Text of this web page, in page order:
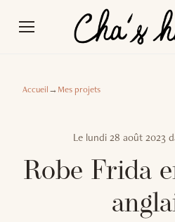
Accueil→Mes projets
Le lundi 28 août 2023
Robe Frida